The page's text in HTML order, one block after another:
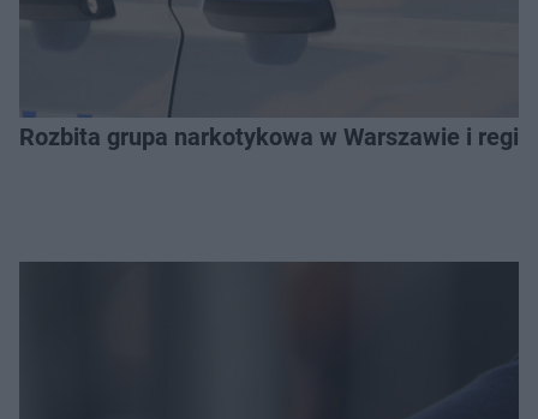
Rozbita grupa narkotykowa w Warszawie i